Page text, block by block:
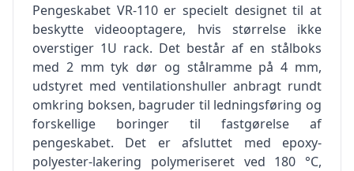
Pengeskabet VR-110 er specielt designet til at
beskytte videooptagere, hvis størrelse ikke
overstiger 1U rack. Det består af en stålboks
med 2 mm tyk dør og stålramme på 4 mm,
udstyret med ventilationshuller anbragt rundt
omkring boksen, bagruder til ledningsføring og
forskellige boringer til fastgørelse af
pengeskabet. Det er afsluttet med epoxy-
polyester-lakering polymeriseret ved 180 °C,